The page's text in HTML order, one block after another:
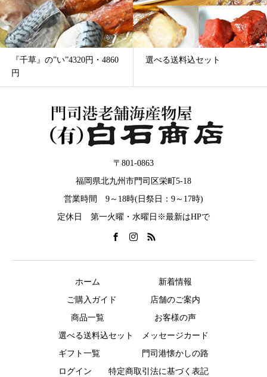
い”4320円・4860 選べる送料込セット
〒801-0863
福岡県北九州市門司区栄町5-18
営業時間 9～18時(日祭日：9～17時)
定休日 第一火曜・水曜日※最新はHPで
ホーム
新着情報
ご購入ガイド
店舗のご案内
商品一覧
お客様の声
選べる送料込セット
メッセージカード
ギフト一覧
門司港懐かしの路
ログイン
特定商取引法に基づく表記